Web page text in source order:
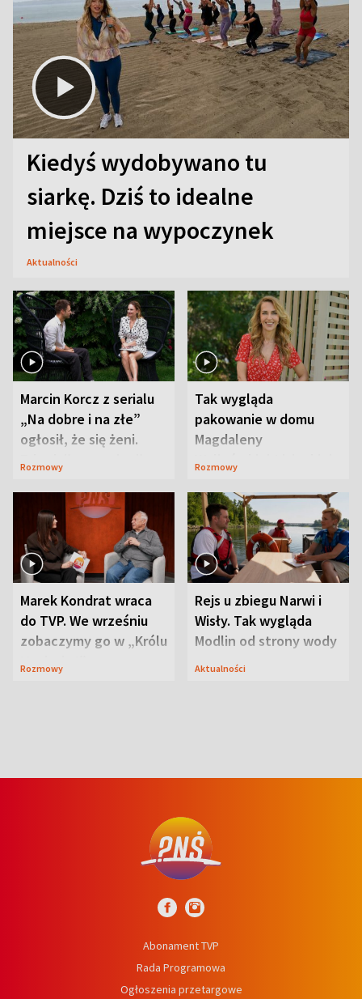
Kiedyś wydobywano tu
siarkę. Dziś to idealne
miejsce na wypoczynek
Aktualności
Marcin Korcz z serialu
„Na dobre i na złe”
ogłosił, że się żeni.
Zdradził, co zmienił
Rozmowy
Tak wygląda
pakowanie w domu
Magdaleny
Waligórskiej-Lisieckiej.
Rozmowy
Marek Kondrat wraca
do TVP. We wrześniu
zobaczymy go w „Królu
Maciusiu I”
Rozmowy
Rejs u zbiegu Narwi i
Wisły. Tak wygląda
Modlin od strony wody
Aktualności
Abonament TVP
Rada Programowa
Ogłoszenia przetargowe